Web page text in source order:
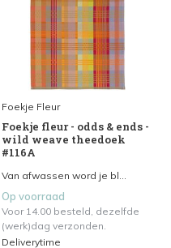
Foekje Fleur
Foekje fleur - odds & ends -
wild weave theedoek
#116A
Van afwassen word je bl...
Op voorraad
Voor 14.00 besteld, dezelfde
(werk)dag verzonden.
Deliverytime